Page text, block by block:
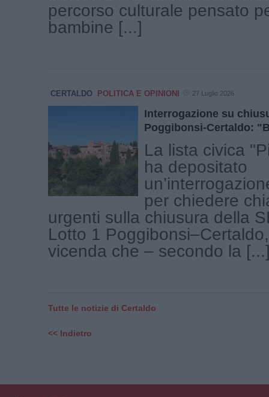
percorso culturale pensato
bambine [...]
CERTALDO POLITICA E OPINIONI 27 Luglio 2026
Interrogazione su
Poggibonsi-Certaldo:
La lista civica
ha depositato
per chiedere
urgenti sulla chiusura della
Lotto 1
vicenda che – secondo la
Tutte le notizie di Certaldo
<< Indietro